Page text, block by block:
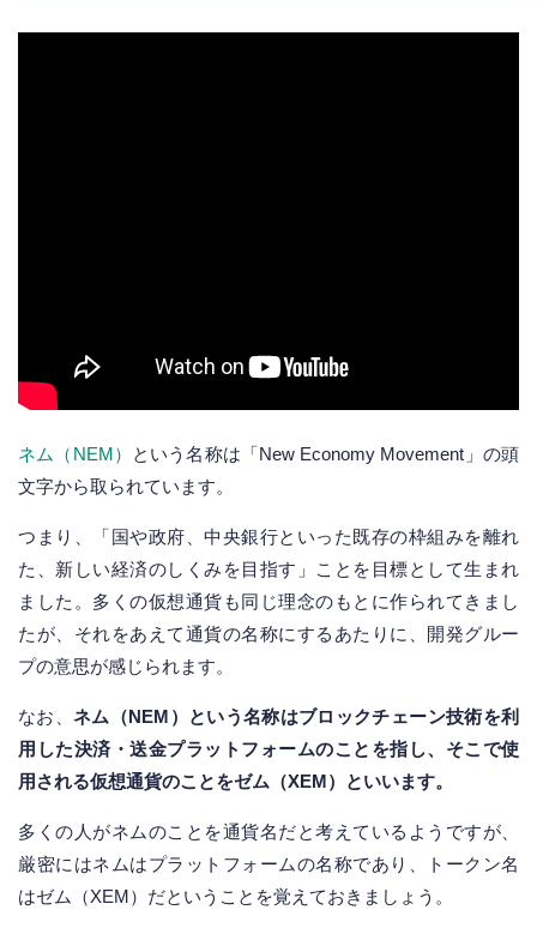
ネム（NEM）
という名称は「New Economy Movement」の頭
文字から取られています。
つまり、「国や政府、中央銀行といった既存の枠組みを離れ
た、新しい経済のしくみを目指す」ことを目標として生まれ
ました。多くの仮想通貨も同じ理念のもとに作られてきまし
たが、それをあえて通貨の名称にするあたりに、開発グルー
プの意思が感じられます。
なお、ネム（NEM）という名称はブロックチェーン技術を利
用した決済・送金プラットフォームのことを指し、そこで使
用される仮想通貨のことをゼム（XEM）といいます。
多くの人がネムのことを通貨名だと考えているようですが、
厳密にはネムはプラットフォームの名称であり、トークン名
はゼム（XEM）だということを覚えておきましょう。